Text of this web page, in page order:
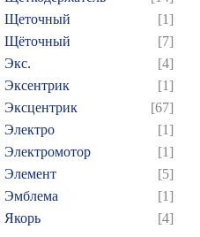
Щеточный
[1]
Щёточный
[7]
Экс.
[4]
Эксентрик
[1]
Эксцентрик
[67]
Электро
[1]
Электромотор
[1]
Элемент
[5]
Эмблема
[1]
Якорь
[4]